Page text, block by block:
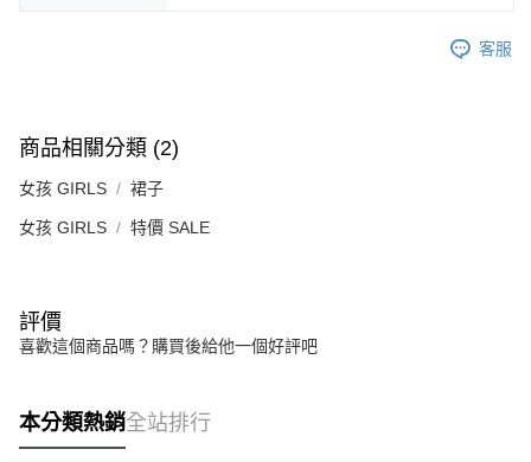
客服
商品相關分類 (2)
女孩 GIRLS 裙子
女孩 GIRLS 特價 SALE
評價
喜歡這個商品嗎？購買後給他一個好評吧
本分類熱銷全站排行